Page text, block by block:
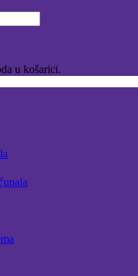
u košarici.